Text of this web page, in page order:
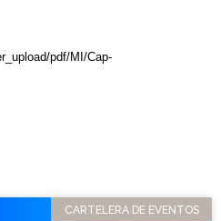
pdf/MI/Cap-
CARTELERA DE EVENTOS